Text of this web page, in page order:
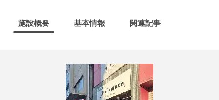
施設概要 基本情報 関連記事